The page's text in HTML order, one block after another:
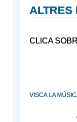
ALTRES
CLICA
VISCA LA